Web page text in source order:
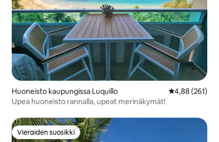
Huoneisto kaupungissa Luquillo
4,88 (261)
Upea huoneisto rannalla, upeat merinäkymät!
Vieraiden suosikki
Vieraiden suosikki